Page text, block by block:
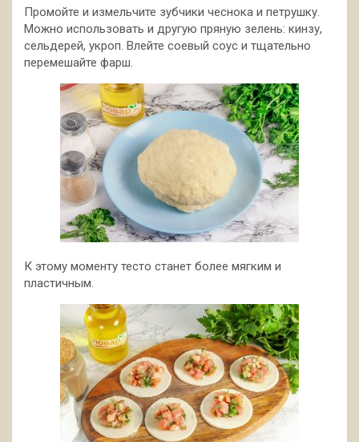
Промойте и измельчите зубчики чеснока и петрушку.
Можно использовать и другую пряную зелень: кинзу,
сельдерей, укроп. Влейте соевый соус и тщательно
перемешайте фарш.
К этому моменту тесто станет более мягким и
пластичным.